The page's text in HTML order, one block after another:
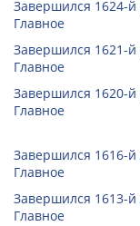
Завершился 1624-
Главное
Завершился 1621-
Главное
Завершился 1620-
Главное
Завершился 1616-
Главное
Завершился 1613-
Главное